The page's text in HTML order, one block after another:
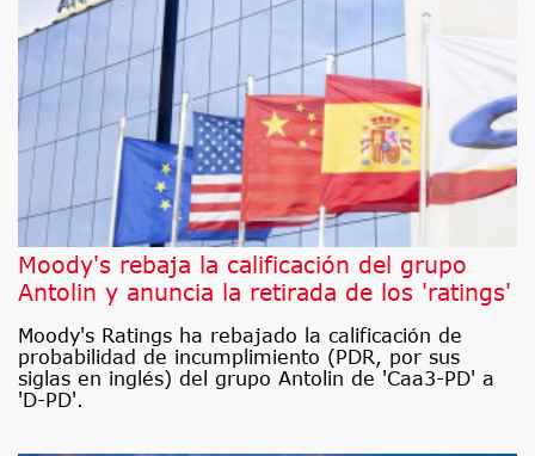
Moody's rebaja la calificación del grupo
Antolin y anuncia la retirada de los 'ratings'
Moody's Ratings ha rebajado la calificación de
probabilidad de incumplimiento (PDR, por sus
siglas en inglés) del grupo Antolin de 'Caa3-PD' a
'D-PD'.